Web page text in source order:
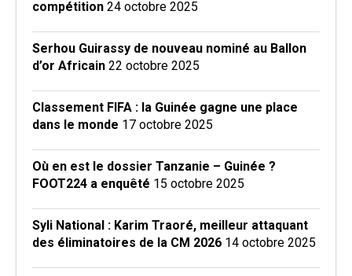
compétition 24 octobre 2025
Serhou Guirassy de nouveau nominé au Ballon
d’or Africain 22 octobre 2025
Classement FIFA : la Guinée gagne une place
dans le monde 17 octobre 2025
Où en est le dossier Tanzanie – Guinée ?
FOOT224 a enquêté 15 octobre 2025
Syli National : Karim Traoré, meilleur attaquant
des éliminatoires de la CM 2026 14 octobre 2025